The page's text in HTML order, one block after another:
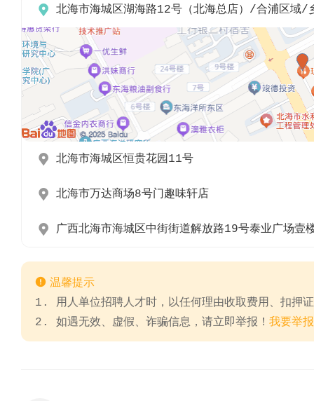
 北海市海城区湖海路12号（北海总店）/合浦区域/
 北海市海城区恒贵花园11号
 北海市万达商场8号门趣味轩店
 广西北海市海城区中街街道解放路19号泰业广场壹
 温馨提示
1. 用人单位招聘人才时，以任何理由收取费用、扣押
2. 如遇无效、虚假、诈骗信息，请立即举报！ 我要举报